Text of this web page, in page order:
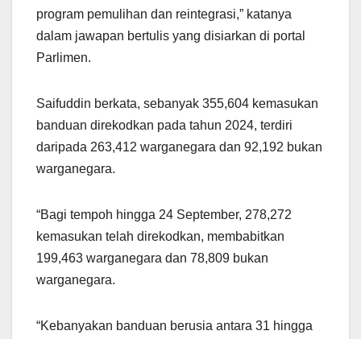
program pemulihan dan reintegrasi,” katanya
dalam jawapan bertulis yang disiarkan di portal
Parlimen.
Saifuddin berkata, sebanyak 355,604 kemasukan
banduan direkodkan pada tahun 2024, terdiri
daripada 263,412 warganegara dan 92,192 bukan
warganegara.
“Bagi tempoh hingga 24 September, 278,272
kemasukan telah direkodkan, membabitkan
199,463 warganegara dan 78,809 bukan
warganegara.
“Kebanyakan banduan berusia antara 31 hingga